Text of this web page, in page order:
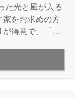
た光と風が入る
をお求めの方
得意で、「た
関に入れる、
が変わる住ま
なっていま